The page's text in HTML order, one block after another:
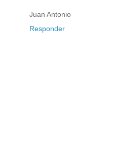
Juan Antonio
Responder